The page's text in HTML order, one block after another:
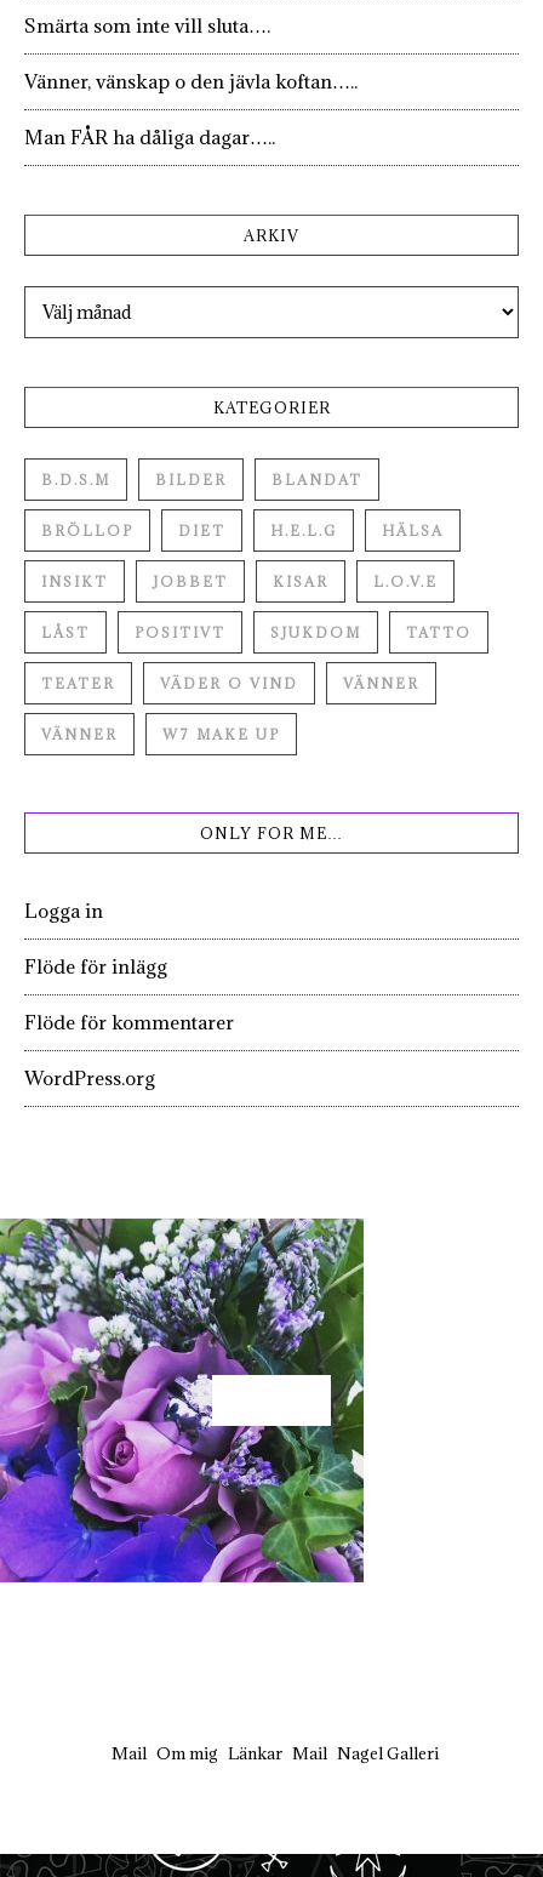
Smärta som inte vill sluta….
Vänner, vänskap o den jävla koftan…..
Man FÅR ha dåliga dagar…..
ARKIV
Arkiv
KATEGORIER
B.D.S.M BILDER BLANDAT
BRÖLLOP DIET H.E.L.G HÄLSA
INSIKT JOBBET KISAR L.O.V.E
LÅST POSITIVT SJUKDOM TATTO
TEATER VÄDER O VIND VÄNNER
VÄNNER W7 MAKE UP
ONLY FOR ME…
Logga in
Flöde för inlägg
Flöde för kommentarer
WordPress.org
Mail Om mig Länkar Mail Nagel Galleri